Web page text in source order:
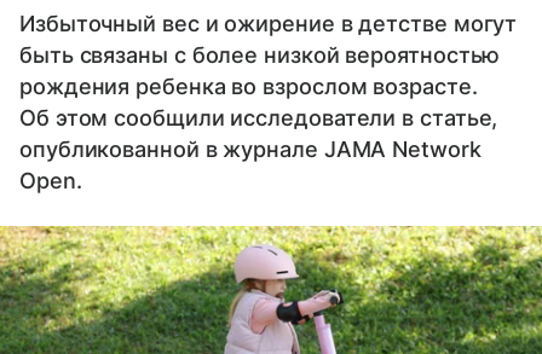
Избыточный вес и ожирение в детстве могут
быть связаны с более низкой вероятностью
рождения ребенка во взрослом возрасте.
Об этом сообщили исследователи в статье,
опубликованной в журнале JAMA Network
Open.